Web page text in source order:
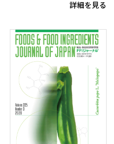
詳細を見る